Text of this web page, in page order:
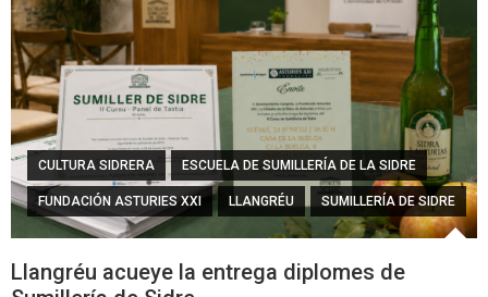
CULTURA SIDRERA ESCUELA DE SUMILLERÍA DE LA SIDRE
FUNDACIÓN ASTURIES XXI LLANGRÉU SUMILLERÍA DE SIDRE
Llangréu acueye la entrega diplomes de